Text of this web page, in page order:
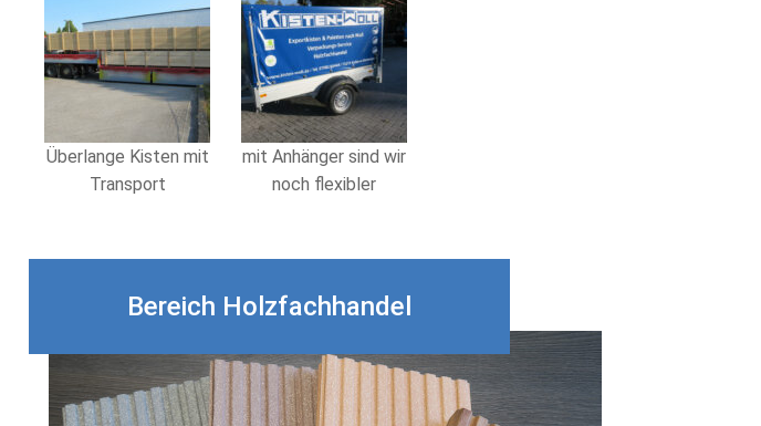
Überlange Kisten mit
Transport
mit Anhänger sind wir
noch flexibler
Bereich Holzfachhandel